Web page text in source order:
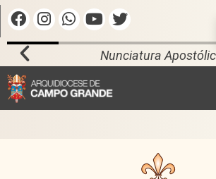
Nunciatura